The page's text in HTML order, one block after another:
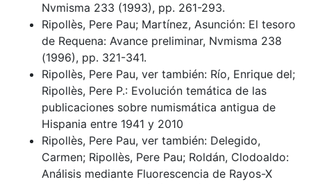
Nvmisma 233 (1993), pp. 261-293.
Ripollès, Pere Pau; Martínez, Asunción: El tesoro
de Requena: Avance preliminar, Nvmisma 238
(1996), pp. 321-341.
Ripollès, Pere Pau, ver también: Río, Enrique del;
Ripollès, Pere P.: Evolución temática de las
publicaciones sobre numismática antigua de
Hispania entre 1941 y 2010
Ripollès, Pere Pau, ver también: Delegido,
Carmen; Ripollès, Pere Pau; Roldán, Clodoaldo:
Análisis mediante Fluorescencia de Rayos-X